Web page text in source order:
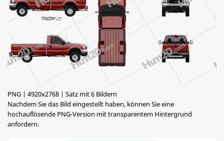
PNG | 4920x2768 | Satz mit 6 Bildern
Nachdem Sie das Bild eingestellt haben, können Sie eine
hochauflösende PNG-Version mit transparentem Hintergrund
anfordern.